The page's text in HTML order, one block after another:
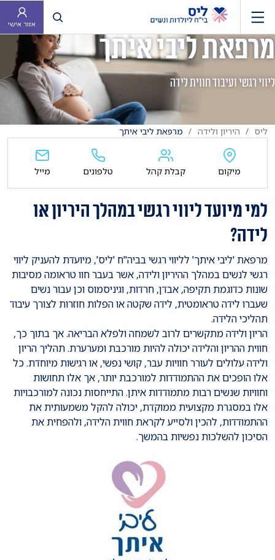
פתח חיפוש
אזור אישי
מרפאת ליבי איתך
ליווי רגשי ועיבוד חווית לידה
ליס היריון ולידה מרפאת ליבי איתך
למי מיועד ליווי רגשי במהלך היריון או
לידה?
מרפאת 'ליבי איתך' לליווי רגשי בביה"ח 'ליס', מיועדת להעניק ליווי
רגשי לנשים במהלך ההיריון ולידה, אשר בעבר חוו טראומה מסיבות
שונות כדוגמת תקיפה, אבדן, חרדות, וגיניסמוס וכן עבור נשים
שעברו לידה טראומטית, לידה שקטה או הפלות חוזרות לצורך עיבוד
תהליכי הלידה.
הריון ולידה מתקשרים לרוב לשמחה ולפלא הבריאה. אך בתוך כך,
חווית ההריון והלידה יכולה להיות מורכבת ומערערת. תהליך הריון
ולידה עלולים לעורר חוויות עבר, קושי נפשי, או רגישות מיוחדת. כל
אלו הופכים את ההתמודדות למורכבת יותר, אך אלו תחושות
וחוויות שנשים רבות מתמודדות איתן. התייחסות נכונה למורכבויות
אלו במסגרת מקצועית ממוקדת, יכולה להקל משמעותית את
ההתמודדות, להכין ולסייע לקראת חווית הלידה, ולהפחית את
הסיכון להשלכות נפשיות בהמשך.
מיקום קבלת קהל טלפונים מייל